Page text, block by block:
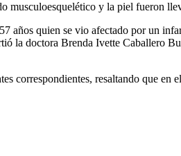
musculoesquelético y la piel fueron
quien se vio afectado por un
la doctora Brenda Ivette Caballero
correspondientes, resaltando que en